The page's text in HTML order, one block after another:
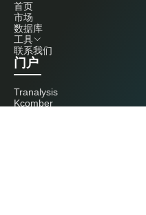
首页
市场
数据库
工具
联系我们
门户
Tranalysis
Kcomber